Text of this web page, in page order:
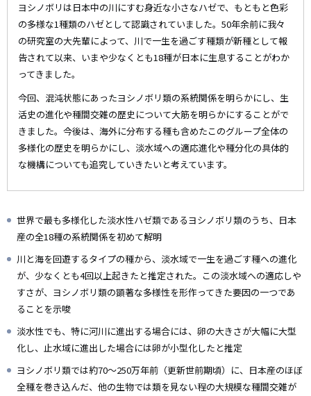
ヨシノボリは日本中の川にすむ身近な小さなハゼで、もともと色彩
の多様な1種類のハゼとして認識されていました。50年余前に我々
の研究室の大先輩によって、川で一生を過ごす種類が新種として報
告されて以来、いまや少なくとも18種が日本に生息することがわか
ってきました。
今回、混沌状態にあったヨシノボリ類の系統関係を明らかにし、生
活史の進化や種間交雑の歴史について大筋を明らかにすることがで
きました。今後は、海外に分布する種も含めたこのグループ全体の
多様化の歴史を明らかにし、淡水域への適応進化や種分化の具体的
な機構についても追究していきたいと考えています。
世界で最も多様化した淡水性ハゼ類であるヨシノボリ類のうち、日本
産の全18種の系統関係を初めて解明
川と海を回遊するタイプの種から、淡水域で一生を過ごす種への進化
が、少なくとも4回以上起きたと推定された。この淡水域への適応しや
すさが、ヨシノボリ類の顕著な多様性を形作ってきた要因の一つであ
ることを示唆
淡水性でも、特に河川に進出する場合には、卵の大きさが大幅に大型
化し、止水域に進出した場合には卵が小型化したと推定
ヨシノボリ類では約70～250万年前（更新世前期頃）に、日本産のほぼ
全種を巻き込んだ、他の生物では類を見ない程の大規模な種間交雑が